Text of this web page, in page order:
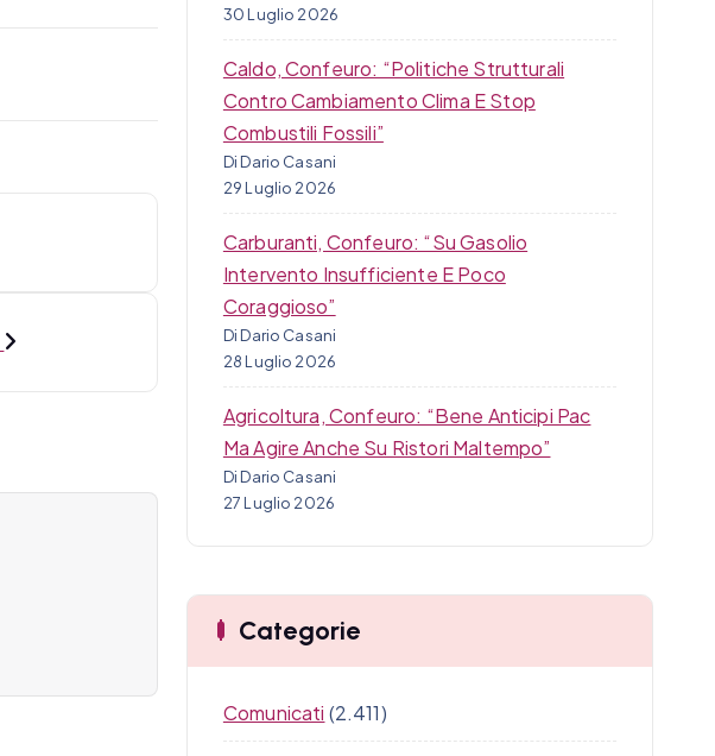
30 Luglio 2026
Caldo, Confeuro: “Politiche Strutturali
Contro Cambiamento Clima E Stop
Combustili Fossili”
Di Dario Casani
29 Luglio 2026
Carburanti, Confeuro: “Su Gasolio
Intervento Insufficiente E Poco
Coraggioso”
Di Dario Casani
28 Luglio 2026
Agricoltura, Confeuro: “Bene Anticipi Pac
Ma Agire Anche Su Ristori Maltempo”
Di Dario Casani
27 Luglio 2026
Categorie
Comunicati (2.411)